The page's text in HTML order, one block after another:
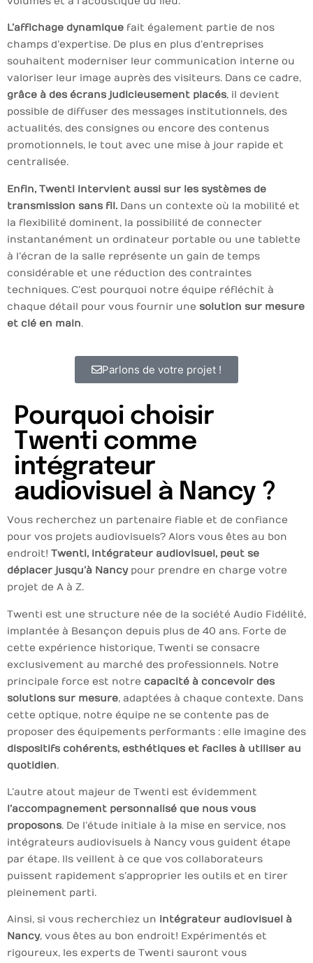
L’affichage dynamique fait également partie de nos
champs d’expertise. De plus en plus d’entreprises
souhaitent moderniser leur communication interne ou
valoriser leur image auprès des visiteurs. Dans ce cadre,
grâce à des écrans judicieusement placés, il devient
possible de diffuser des messages institutionnels, des
actualités, des consignes ou encore des contenus
promotionnels, le tout avec une mise à jour rapide et
centralisée.
Enfin, Twenti intervient aussi sur les systèmes de
transmission sans fil. Dans un contexte où la mobilité et
la flexibilité dominent, la possibilité de connecter
instantanément un ordinateur portable ou une tablette
à l’écran de la salle représente un gain de temps
considérable et une réduction des contraintes
techniques. C’est pourquoi notre équipe réfléchit à
chaque détail pour vous fournir une solution sur mesure
et clé en main.
Parlons de votre projet !
Pourquoi choisir
Twenti comme
intégrateur
audiovisuel à Nancy ?
Vous recherchez un partenaire fiable et de confiance
pour vos projets audiovisuels ? Alors vous êtes au bon
endroit ! Twenti, intégrateur audiovisuel, peut se
déplacer jusqu’à Nancypour prendre en charge votre
projet de A à Z.
Twenti est une structure née de la société Audio Fidélité,
implantée à Besançon depuis plus de 40 ans. Forte de
cette expérience historique, Twenti se consacre
exclusivement au marché des professionnels. Notre
principale force est notre capacité à concevoir des
solutions sur mesure, adaptées à chaque contexte. Dans
cette optique, notre équipe ne se contente pas de
proposer des équipements performants : elle imagine des
dispositifs cohérents, esthétiques et faciles à utiliser au
quotidien.
L’autre atout majeur de Twenti est évidemment
l’accompagnement personnalisé que nous vous
proposons. De l’étude initiale à la mise en service, nos
intégrateurs audiovisuels à Nancy vous guident étape
par étape. Ils veillent à ce que vos collaborateurs
puissent rapidement s’approprier les outils et en tirer
pleinement parti.
Ainsi, si vous recherchiez un intégrateur audiovisuel à
Nancy, vous êtes au bon endroit ! Expérimentés et
rigoureux, les experts de Twenti sauront vous